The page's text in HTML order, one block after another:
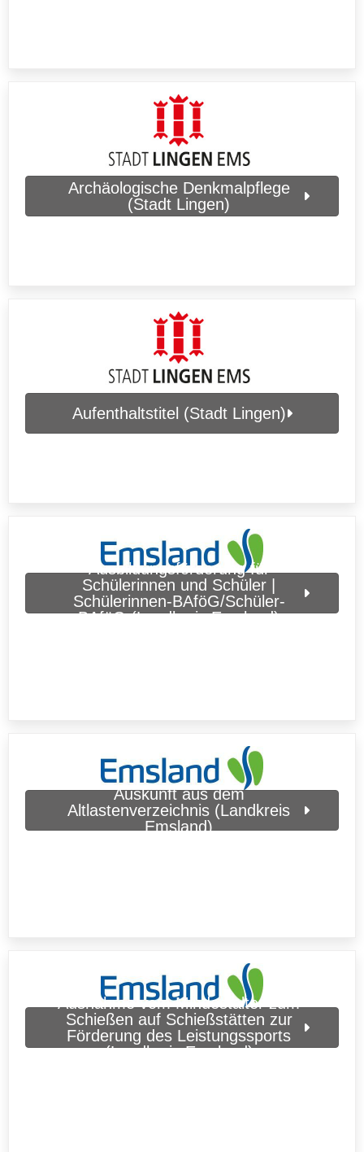
Archäologische Denkmalpflege
(Stadt Lingen)
Aufenthaltstitel (Stadt Lingen)
Ausbildungsförderung für
Schülerinnen und Schüler |
Schülerinnen-BAföG/Schüler-
BAföG (Landkreis Emsland)
Auskunft aus dem
Altlastenverzeichnis (Landkreis
Emsland)
Ausnahme vom Mindestalter zum
Schießen auf Schießstätten zur
Förderung des Leistungssports
(Landkreis Emsland)